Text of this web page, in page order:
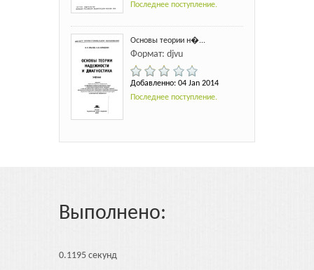
Последнее поступление.
Основы теории н�...
Формат: djvu
Добавленно: 04 Jan 2014
Последнее поступление.
Выполнено:
0.1195 секунд